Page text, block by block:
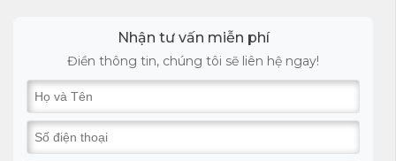
Nhận tư vấn miễn phí
Điền thông tin, chúng tôi sẽ liên hệ ngay!